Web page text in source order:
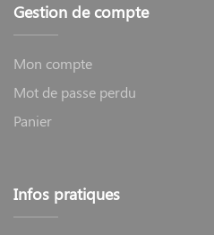
Gestion de compte
Mon compte
Mot de passe perdu
Panier
Infos pratiques